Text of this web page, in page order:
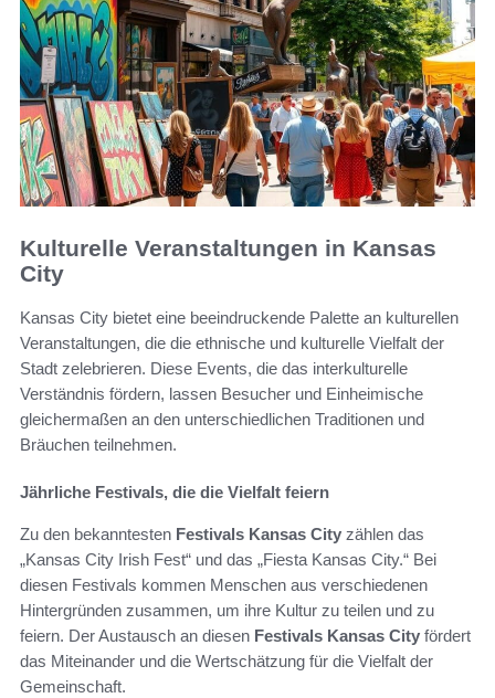
Kulturelle Veranstaltungen in Kansas
City
Kansas City bietet eine beeindruckende Palette an kulturellen
Veranstaltungen, die die ethnische und kulturelle Vielfalt der
Stadt zelebrieren. Diese Events, die das interkulturelle
Verständnis fördern, lassen Besucher und Einheimische
gleichermaßen an den unterschiedlichen Traditionen und
Bräuchen teilnehmen.
Jährliche Festivals, die die Vielfalt feiern
Zu den bekanntesten Festivals Kansas City zählen das
„Kansas City Irish Fest“ und das „Fiesta Kansas City.“ Bei
diesen Festivals kommen Menschen aus verschiedenen
Hintergründen zusammen, um ihre Kultur zu teilen und zu
feiern. Der Austausch an diesen Festivals Kansas City fördert
das Miteinander und die Wertschätzung für die Vielfalt der
Gemeinschaft.